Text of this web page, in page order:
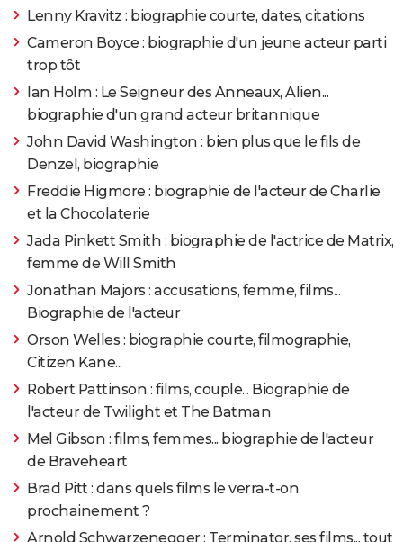
1999 Le bison blanc Rôle: Wild Bill Hickock
Il était une fois dans l'Ouest
Rôle: l'homme à
l'harmonica
1995 Propriété interditeRôle: JJ Nichols
1993 La Classe américaineRôle: Chef
1991 The Indian Runner Rôle: le père
1988 Messager de la mort
1987 Mitraillette Kelly Rôle: George R «Mitraillette» Kelly
La Loi de Murphy
1985 Le Chevalier des sables
1985 Le FlingueurRôle: Arthur Bishop
Lenny Kravitz : biographie courte, dates, citations
Cameron Boyce : biographie d'un jeune acteur parti
trop tôt
Ian Holm : Le Seigneur des Anneaux, Alien...
biographie d'un grand acteur britannique
John David Washington : bien plus que le fils de
Denzel, biographie
Freddie Higmore : biographie de l'acteur de Charlie
et la Chocolaterie
Jada Pinkett Smith : biographie de l'actrice de Matrix,
femme de Will Smith
Jonathan Majors : accusations, femme, films...
Biographie de l'acteur
Orson Welles : biographie courte, filmographie,
Citizen Kane...
Robert Pattinson : films, couple... Biographie de
l'acteur de Twilight et The Batman
Mel Gibson : films, femmes... biographie de l'acteur
de Braveheart
Brad Pitt : dans quels films le verra-t-on
prochainement ?
Arnold Schwarzenegger : Terminator, ses films... tout